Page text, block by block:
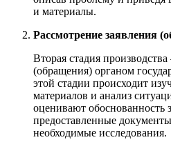
и материалы.
Рассмотрение заявления
Вторая стадия
(обращения) органом
этой стадии происходит
материалов и анализ
оценивают обоснованность
предоставленные
необходимые исследования.